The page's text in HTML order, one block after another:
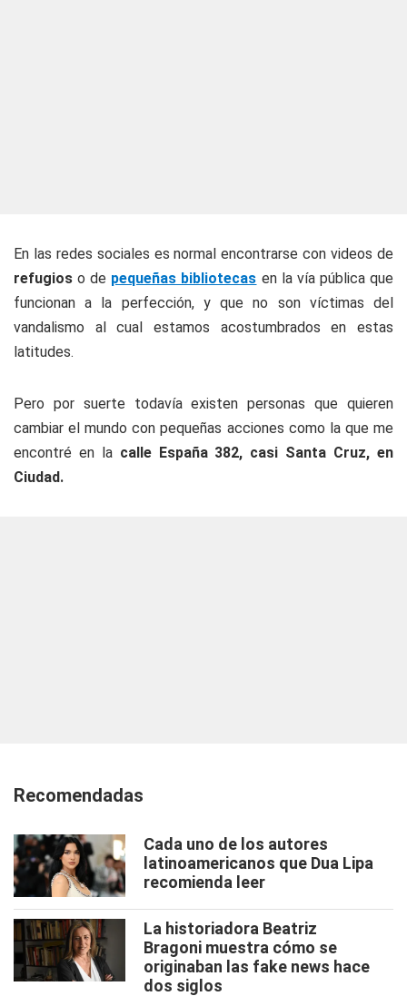
En las redes sociales es normal encontrarse con videos de
refugioso de pequeñas bibliotecas en la vía pública que
funcionan a la perfección, y que no son víctimas del
vandalismo al cual estamos acostumbrados en estas
latitudes.
Pero por suerte todavía existen personas que quieren
cambiar el mundo con pequeñas acciones como la que me
encontré en la calle España 382, casi Santa Cruz, en
Ciudad.
Recomendadas
Cada uno de los autores
latinoamericanos que Dua Lipa
recomienda leer
La historiadora Beatriz
Bragoni muestra cómo se
originaban las fake news hace
dos siglos